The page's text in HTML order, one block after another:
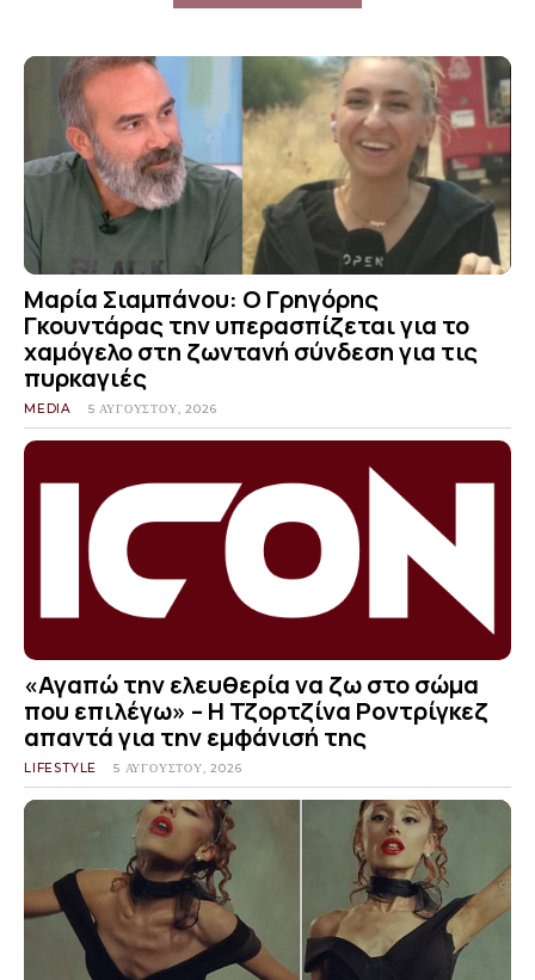
Μαρία Σιαμπάνου: Ο Γρηγόρης
Γκουντάρας την υπερασπίζεται για το
χαμόγελο στη ζωντανή σύνδεση για τις
πυρκαγιές
MEDIA 5 ΑΥΓΟΎΣΤΟΥ, 2026
«Αγαπώ την ελευθερία να ζω στο σώμα
που επιλέγω» – Η Τζορτζίνα Ροντρίγκεζ
απαντά για την εμφάνισή της
LIFESTYLE 5 ΑΥΓΟΎΣΤΟΥ, 2026